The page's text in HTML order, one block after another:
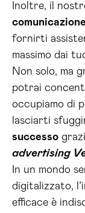
Inoltre, il
comunicazione
fornirti
massimo dai
Non solo, ma
potrai
occupiamo di
lasciarti
successo
advertising
In un mondo
digitalizzato,
efficace è